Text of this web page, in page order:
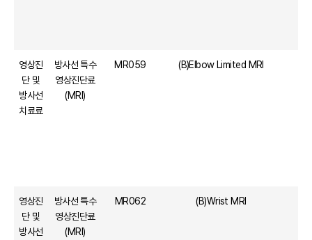
영상진
단 및
방사선
치료료
방사선 특수
영상진단료
(MRI)
MR059 (B)Elbow Limited MRI
영상진
단 및
방사선
방사선 특수
영상진단료
(MRI)
MR062 (B)Wrist MRI